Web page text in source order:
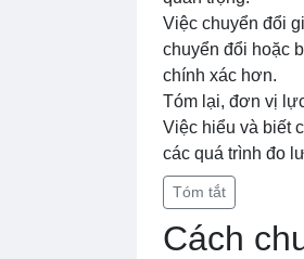
Việc chuyển đổi
chuyển đổi hoặc
chính xác hơn.
Tóm lại, đơn vị
Việc hiểu và biết
các quá trình đo
Tóm tắt
Cách